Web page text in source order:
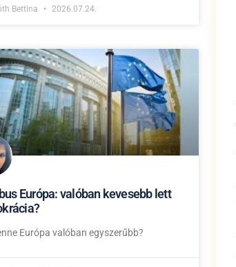
Bettina 2026.07.24.
Európa: valóban kevesebb lett
Európa valóban egyszerűbb?